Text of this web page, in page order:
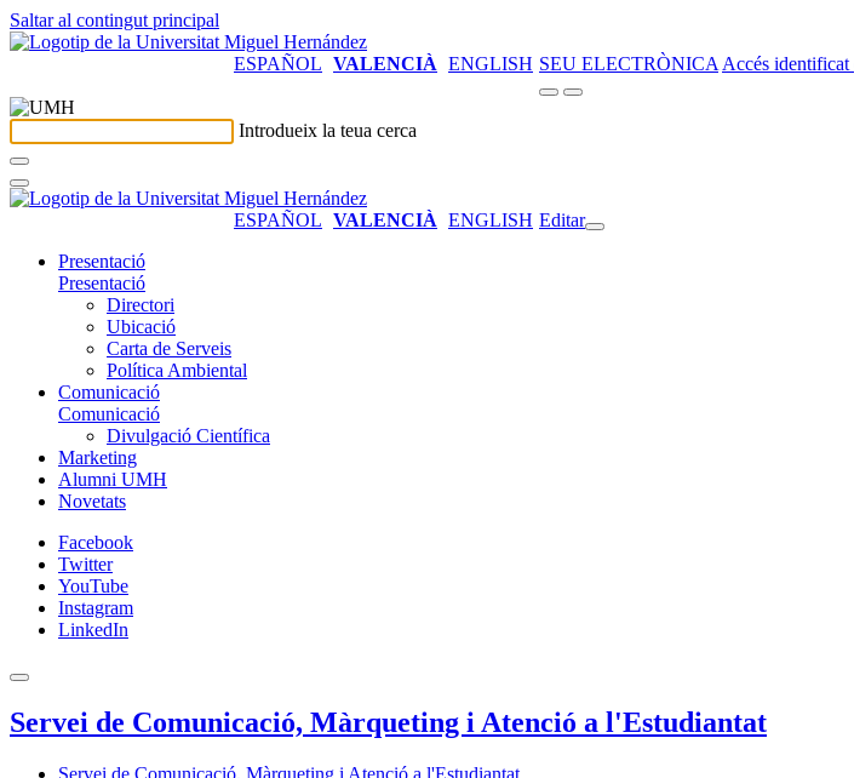
Saltar al contingut principal
ESPAÑOL VALENCIÀ ENGLISH SEU ELECTRÒNICA Accés
Introdueix la teua cerca
ESPAÑOL VALENCIÀ ENGLISH Editar
Presentació
Presentació
Directori
Ubicació
Carta de Serveis
Política Ambiental
Comunicació
Comunicació
Divulgació Científica
Marketing
Alumni UMH
Novetats
Facebook
Twitter
YouTube
Instagram
LinkedIn
Servei de Comunicació, Màrqueting i Atenció a l'Estudiantat
Servei de Comunicació, Màrqueting i Atenció a l'Estudiantat